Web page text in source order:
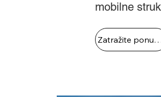
mobilne
Zatražite